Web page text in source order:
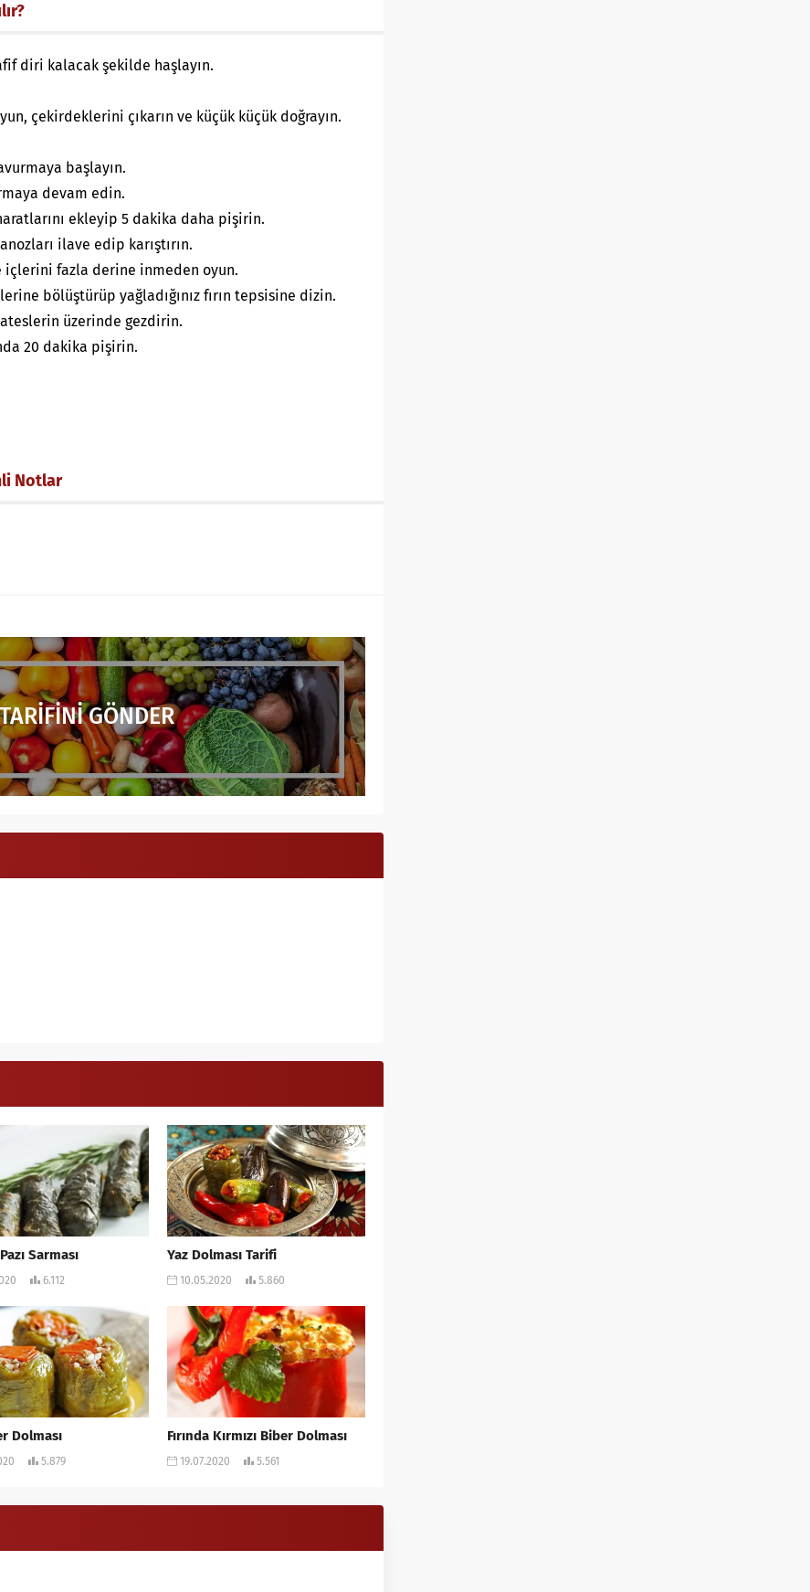
diri kalacak şekilde haşlayın.
çekirdeklerini çıkarın ve küçük küçük doğrayın.
başlayın.
devam edin.
ekleyip 5 dakika daha pişirin.
ilave edip karıştırın.
fazla derine inmeden oyun.
bölüştürüp yağladığınız fırın tepsisine dizin.
üzerinde gezdirin.
20 dakika pişirin.
Notlar
GÖNDER
Sarması
6.112
Yaz Dolması Tarifi
10.05.2020 5.860
Dolması
5.879
Fırında Kırmızı Biber Dolması
19.07.2020 5.561